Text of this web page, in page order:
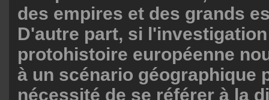
des empires et des grands
D'autre part, si
protohistoire européenne
à un scénario géographique
nécessité de se référer à la